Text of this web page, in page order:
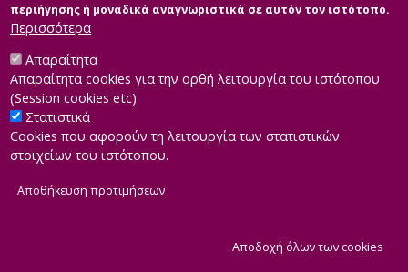
Developed byINTEROPTICS
περιήγησης ή μοναδικά αναγνωριστικά σε αυτόν τον ιστότοπο.
Περισσότερα
Απαραίτητα
Απαραίτητα cookies για την ορθή λειτουργία του ιστότοπου
(Session cookies etc)
Στατιστικά
Cookies που αφορούν τη λειτουργία των στατιστικών
στοιχείων του ιστότοπου.
Αποθήκευση προτιμήσεων
Αποδοχή όλων των cookies